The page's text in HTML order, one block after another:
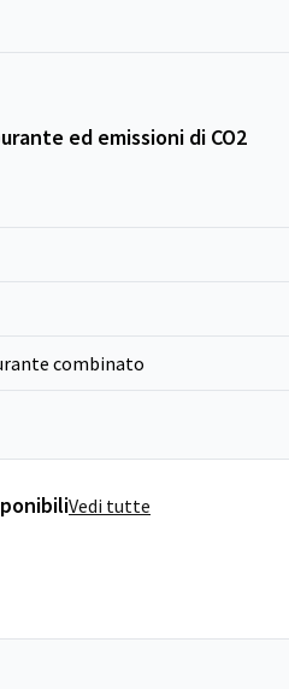
ed emissioni di CO2
combinato
Vedi tutte